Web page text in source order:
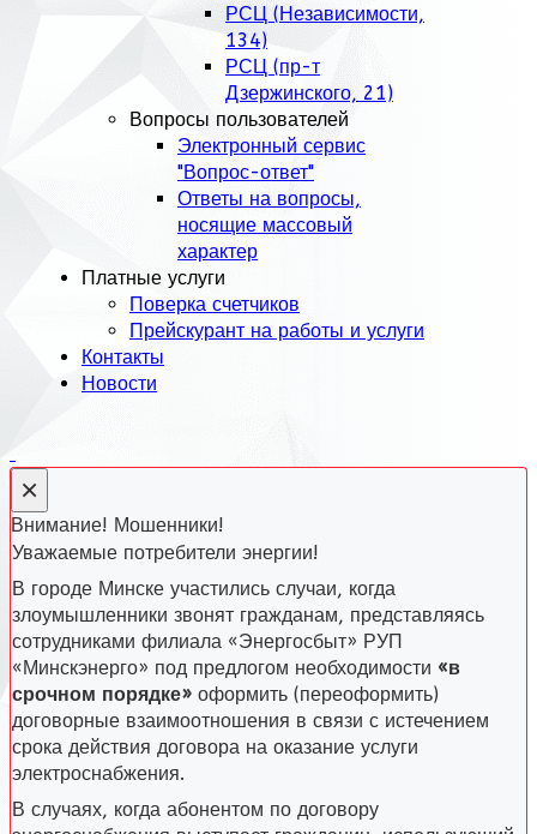
РСЦ (Независимости,
134)
РСЦ (пр-т
Дзержинского, 21)
Вопросы пользователей
Электронный сервис
"Вопрос-ответ"
Ответы на вопросы,
носящие массовый
характер
Платные услуги
Поверка счетчиков
Прейскурант на работы и услуги
Контакты
Новости
×
Внимание! Мошенники!
Уважаемые потребители энергии!
В городе Минске участились случаи, когда
злоумышленники звонят гражданам, представляясь
сотрудниками филиала «Энергосбыт» РУП
«Минскэнерго» под предлогом необходимости «в
срочном порядке» оформить (переоформить)
договорные взаимоотношения в связи с истечением
срока действия договора на оказание услуги
электроснабжения.
В случаях, когда абонентом по договору